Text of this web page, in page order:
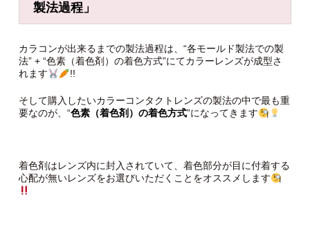
製法過程」
カラコンが出来るまでの製法過程は、“各モールド製法での製
法” + “色素（着色剤）の着色方式”にてカラーレンズが成型さ
れます
!!
そして購入したいカラーコンタクトレンズの製法の中で最も重
要なのが、“色素（着色剤）の着色方式”になってきます
着色剤はレンズ内に封入されていて、着色部分が目に付着する
心配が無いレンズをお選びいただくことをオススメします